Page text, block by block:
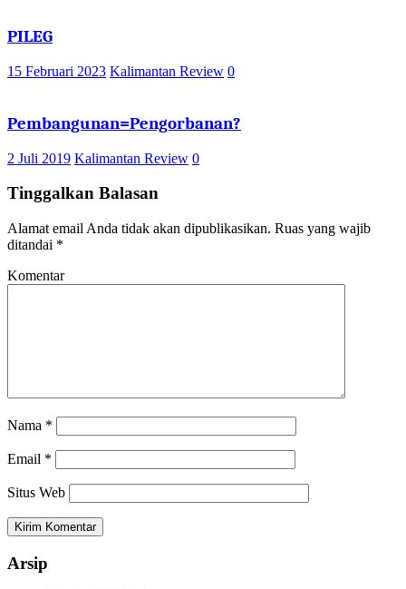
PILEG
15 Februari 2023 Kalimantan Review 0
Pembangunan=Pengorbanan?
2 Juli 2019 Kalimantan Review 0
Tinggalkan Balasan
Alamat email Anda tidak akan dipublikasikan. Ruas yang wajib
ditandai *
Komentar
Nama *
Email *
Situs Web
Arsip